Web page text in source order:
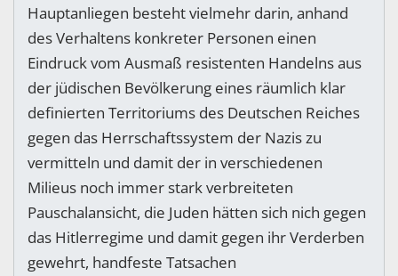
Hauptanliegen besteht vielmehr darin, anhand
des Verhaltens konkreter Personen einen
Eindruck vom Ausmaß resistenten Handelns aus
der jüdischen Bevölkerung eines räumlich klar
definierten Territoriums des Deutschen Reiches
gegen das Herrschaftssystem der Nazis zu
vermitteln und damit der in verschiedenen
Milieus noch immer stark verbreiteten
Pauschalansicht, die Juden hätten sich nich gegen
das Hitlerregime und damit gegen ihr Verderben
gewehrt, handfeste Tatsachen